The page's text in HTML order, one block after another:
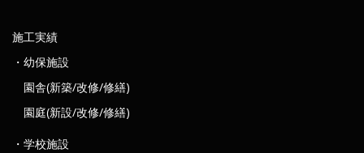
施工実績
・幼保施設
園舎(新築/改修/修繕)
園庭(新設/改修/修繕)
・学校施設